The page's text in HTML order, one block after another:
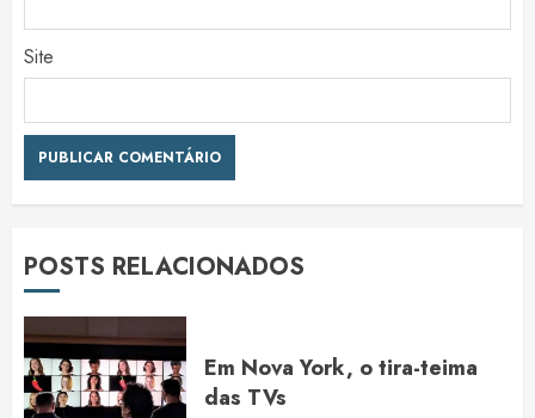
Site
POSTS RELACIONADOS
Em Nova York, o tira-teima
das TVs